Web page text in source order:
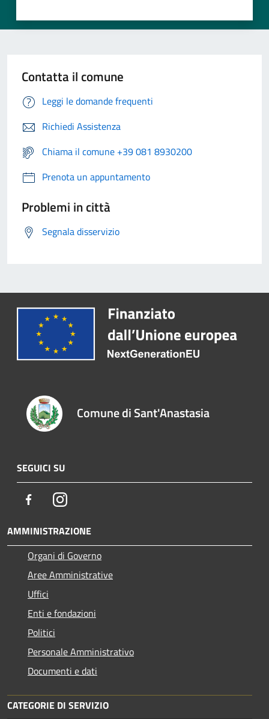
Contatta il comune
Leggi le domande frequenti
Richiedi Assistenza
Chiama il comune +39 081 8930200
Prenota un appuntamento
Problemi in città
Segnala disservizio
Comune di Sant'Anastasia
SEGUICI SU
FacebookInstagram
AMMINISTRAZIONE
Organi di Governo
Aree Amministrative
Uffici
Enti e fondazioni
Politici
Personale Amministrativo
Documenti e dati
CATEGORIE DI SERVIZIO